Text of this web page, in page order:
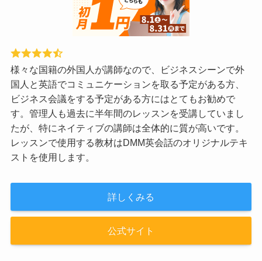
様々な国籍の外国人が講師なので、ビジネスシーンで外
国人と英語でコミュニケーションを取る予定がある方、
ビジネス会議をする予定がある方にはとてもお勧めで
す。管理人も過去に半年間のレッスンを受講していまし
たが、特にネイティブの講師は全体的に質が高いです。
レッスンで使用する教材はDMM英会話のオリジナルテキ
ストを使用します。
詳しくみる
公式サイト